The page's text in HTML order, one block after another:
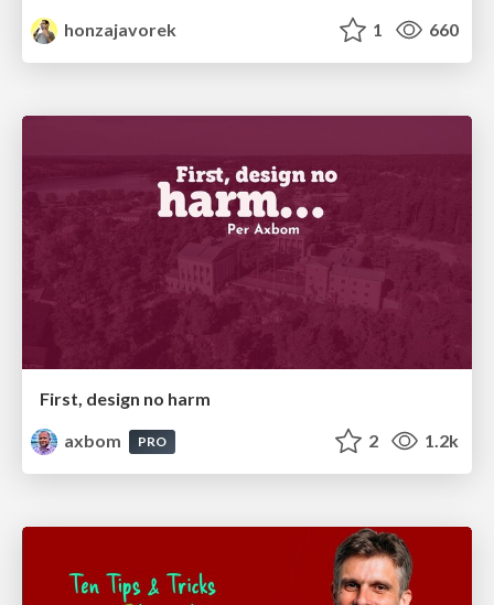
honzajavorek
1 660
First, design no harm
axbom
PRO 2 1.2k